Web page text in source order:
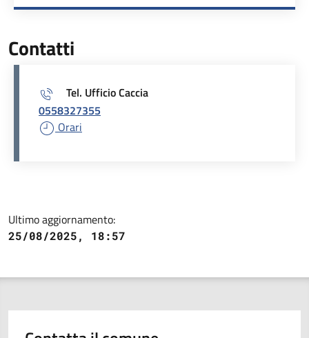
Contatti
Tel. Ufficio Caccia
0558327355
Orari
Ultimo aggiornamento:
25/08/2025, 18:57